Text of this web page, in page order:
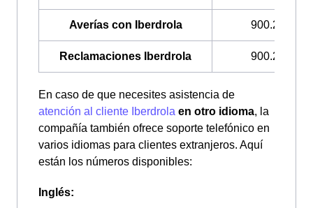
Averías con Iberdrola 900.224.522
Reclamaciones Iberdrola 900.225.235
En caso de que necesites asistencia de
atención al cliente Iberdrola en otro idioma, la
compañía también ofrece soporte telefónico en
varios idiomas para clientes extranjeros. Aquí
están los números disponibles:
Inglés: